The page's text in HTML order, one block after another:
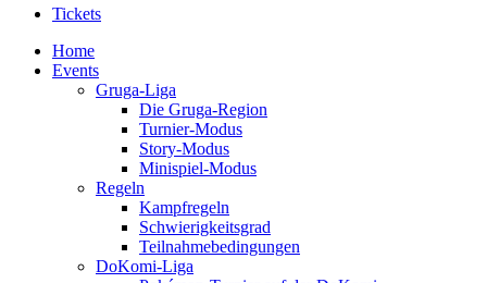
Tickets
Home
Events
Gruga-Liga
Die Gruga-Region
Turnier-Modus
Story-Modus
Minispiel-Modus
Regeln
Kampfregeln
Schwierigkeitsgrad
Teilnahmebedingungen
DoKomi-Liga